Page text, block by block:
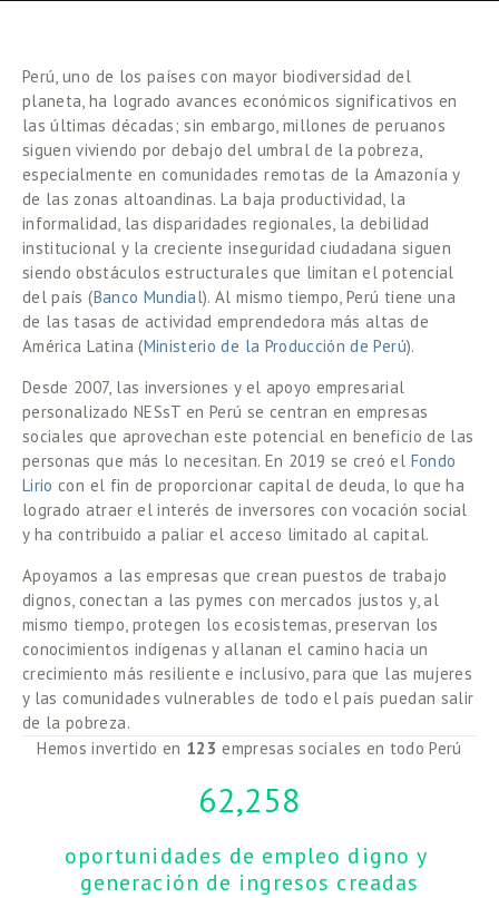
Perú, uno de los países con mayor biodiversidad del
planeta, ha logrado avances económicos significativos en
las últimas décadas; sin embargo, millones de peruanos
siguen viviendo por debajo del umbral de la pobreza,
especialmente en comunidades remotas de la Amazonía y
de las zonas altoandinas. La baja productividad, la
informalidad, las disparidades regionales, la debilidad
institucional y la creciente inseguridad ciudadana siguen
siendo obstáculos estructurales que limitan el potencial
del país (Banco Mundial). Al mismo tiempo, Perú tiene una
de las tasas de actividad emprendedora más altas de
América Latina (Ministerio de la Producción de Perú).
Desde 2007, las inversiones y el apoyo empresarial
personalizado NESsT en Perú se centran en empresas
sociales que aprovechan este potencial en beneficio de las
personas que más lo necesitan. En 2019 se creó el Fondo
Lirio con el fin de proporcionar capital de deuda, lo que ha
logrado atraer el interés de inversores con vocación social
y ha contribuido a paliar el acceso limitado al capital.
Apoyamos a las empresas que crean puestos de trabajo
dignos, conectan a las pymes con mercados justos y, al
mismo tiempo, protegen los ecosistemas, preservan los
conocimientos indígenas y allanan el camino hacia un
crecimiento más resiliente e inclusivo, para que las mujeres
y las comunidades vulnerables de todo el país puedan salir
de la pobreza.
Hemos invertido en 123 empresas sociales en todo Perú
62,258
oportunidades de empleo digno y
generación de ingresos creadas